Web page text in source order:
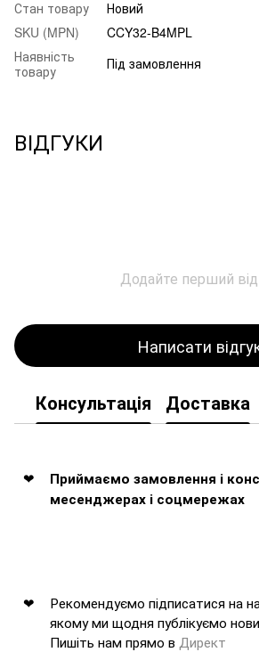
Стан товару
Новий
SKU (MPN)
CCY32-B4MPL
Наявність
товару
Під замовлення
ВІДГУКИ
Додайте перший
Написати
Консультація Доставка
Приймаємо замовлення і
месенджерах і соцмережах
Рекомендуємо підписатися на
якому ми щодня публікуємо
Пишіть нам прямо в Директ